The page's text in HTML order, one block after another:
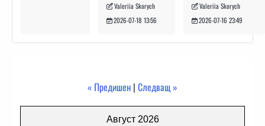
Valeriia Skorych
2026-07-18 13:56
Valeriia Skorych
2026-07-16 23:49
« Предишен | Следващ »
Август 2026